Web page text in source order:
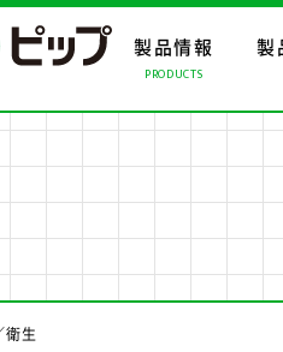
製品情報
PRODUCTS
製品情報トッ
製
会社情報トッ
事業案内トッ
衛生